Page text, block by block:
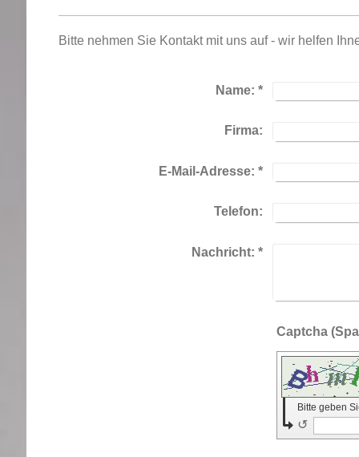
Bitte nehmen Sie Kontakt mit uns auf - wir helfen
Name: *
Firma:
E-Mail-Adresse: *
Telefon:
Nachricht: *
Bitte geben
↺